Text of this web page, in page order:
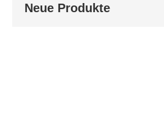
Neue Produkte